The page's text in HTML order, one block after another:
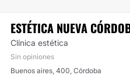
ESTÉTICA NUEVA
Clínica estética
Sin opiniones
Buenos aires, 400, Córdoba